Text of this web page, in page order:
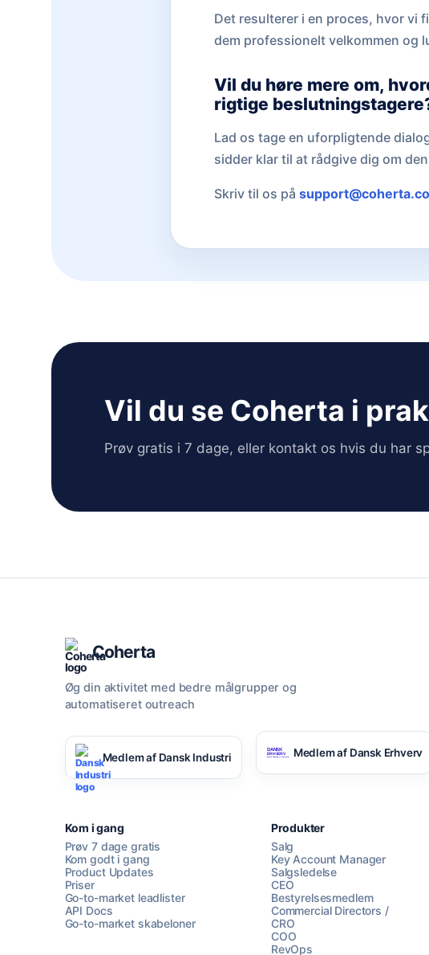
Det resulterer i en proces, hvor vi
dem professionelt velkommen og
Vil du høre mere om,
rigtige
Lad os tage en uforpligtende
sidder klar til at rådgive dig om
Skriv til os på
Vil du se Coherta i
Prøv gratis i 7 dage, eller kontakt os hvis du har
Coherta
Øg din aktivitet med bedre målgrupper og
automatiseret outreach
Medlem af Dansk Industri Medlem af Dansk Erhverv
Kom i gang
Prøv 7 dage gratis
Kom godt i gang
Product Updates
Priser
Go-to-market leadlister
API Docs
Go-to-market skabeloner
Produkter
Salg
Key Account Manager
Salgsledelse
CEO
Bestyrelsesmedlem
Commercial Directors /
CRO
COO
RevOps